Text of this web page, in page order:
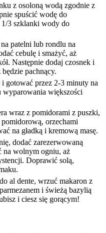
z osoloną wodą zgodnie z
spuścić wodę do
1/3 szklanki wody do
patelni lub rondlu na
cebulę i smażyć, aż
Następnie dodaj czosnek i
pachnący.
gotować przez 2-3 minuty na
większości
wraz z pomidorami z puszki,
orzechami
na gładką i kremową masę.
dodać zarezerwowaną
na wolnym ogniu, aż
Doprawić solą,
al dente, wrzuć makaron z
i świeżą bazylią
i ciesz się gorącym!